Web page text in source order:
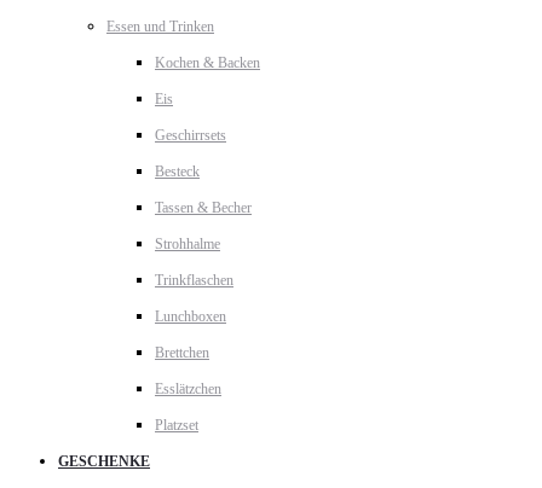
Essen und Trinken
Kochen & Backen
Eis
Geschirrsets
Besteck
Tassen & Becher
Strohhalme
Trinkflaschen
Lunchboxen
Brettchen
Esslätzchen
Platzset
GESCHENKE